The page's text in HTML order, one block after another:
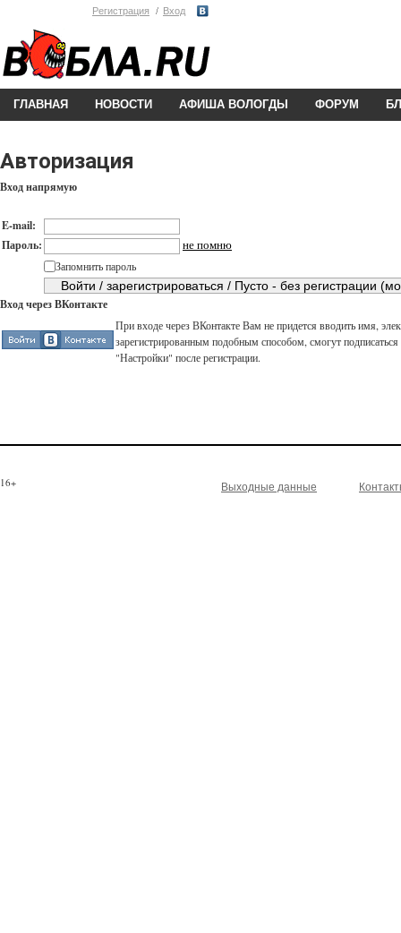
Регистрация Вход
ГЛАВНАЯ НОВОСТИ АФИША ВОЛОГДЫ ФОРУМ
Авторизация
Вход напрямую
E-mail:
Пароль:
не помню
Запомнить пароль
Вход через ВКонтакте
При входе через ВКонтакте Вам не придется вводить имя,
зарегистрированным подобным способом, смогут
"Настройки" после регистрации.
16+ Выходные данные